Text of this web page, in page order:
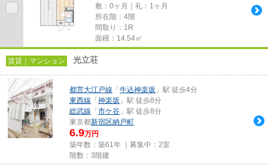
敷：0ヶ月｜礼：1ヶ月
所在階：4階
間取り：1R
面積：14.54㎡
賃貸｜マンション 光立荘
都営大江戸線 「 牛込神楽坂 」駅 徒歩4分
東西線 「 神楽坂 」駅 徒歩8分
総武線 「 市ケ谷 」駅 徒歩8分
東京都新宿区納戸町
6.9万円
築年数：築61年 ｜募集中： 2室
階数：3階建